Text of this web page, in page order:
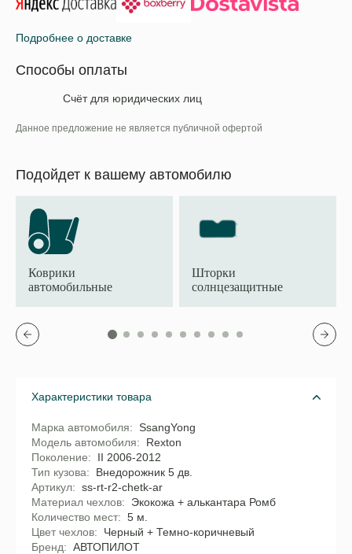
Подробнее о доставке
Способы оплаты
Счёт для юридических лиц
Данное предложение не является публичной офертой
Подойдет к вашему автомобилю
Коврики
автомобильные
Шторки
солнцезащитные
Характеристики товара
Марка автомобиля
SsangYong
Модель автомобиля
Rexton
Поколение
II 2006-2012
Тип кузова
Внедорожник 5 дв.
Артикул
ss-rt-r2-chetk-ar
Материал чехлов
Экокожа + алькантара Ромб
Количество мест
5 м.
Цвет чехлов
Черный + Темно-коричневый
Бренд
АВТОПИЛОТ